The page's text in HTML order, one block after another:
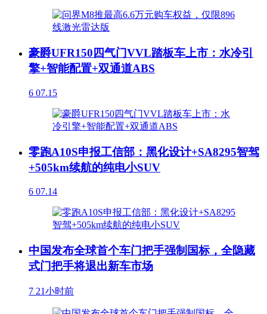
豪爵UFR150四气门VVL踏板车上市：水冷引
擎+智能配置+双通道ABS
6 07.15
零跑A10S申报工信部：黑化设计+SA8295智驾
+505km续航的纯电小SUV
6 07.14
中国发布全球首个车门把手强制国标，全隐藏
式门把手将退出新车市场
7 21小时前